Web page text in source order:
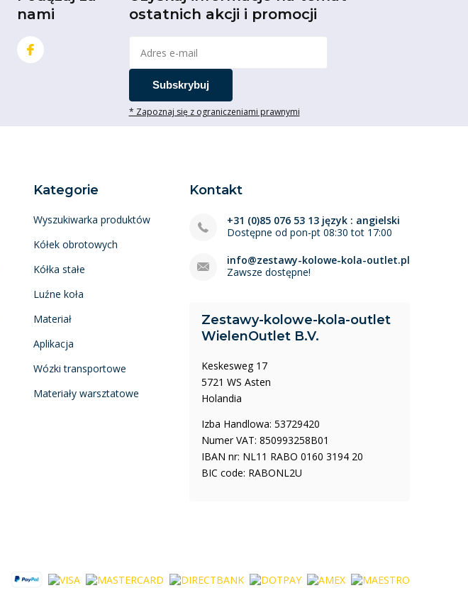
nami
ostatnich akcji i promocji
Subskrybuj
* Zapoznaj się z ograniczeniami prawnymi
Kategorie
Wyszukiwarka produktów
Kółek obrotowych
Kółka stałe
Luźne koła
Materiał
Aplikacja
Wózki transportowe
Materiały warsztatowe
Kontakt
+31 (0)85 076 53 13 język : angielski
Dostępne od pon-pt 08:30 tot 17:00
info@zestawy-kolowe-kola-outlet.pl
Zawsze dostępne!
Zestawy-kolowe-kola-outlet
WielenOutlet B.V.
Keskesweg 17
5721 WS Asten
Holandia
Izba Handlowa: 53729420
Numer VAT: 850993258B01
IBAN nr: NL11 RABO 0160 3194 20
BIC code: RABONL2U